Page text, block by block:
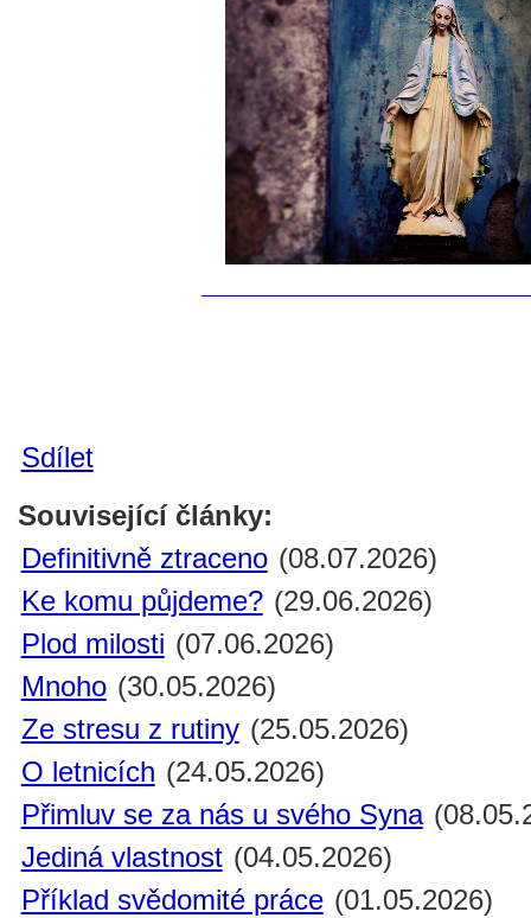
Sdílet
Související články:
Definitivně ztraceno (08.07.2026)
Ke komu půjdeme? (29.06.2026)
Plod milosti (07.06.2026)
Mnoho (30.05.2026)
Ze stresu z rutiny (25.05.2026)
O letnicích (24.05.2026)
Přimluv se za nás u svého Syna
Jediná vlastnost (04.05.2026)
Příklad svědomité práce (01.05.2026)